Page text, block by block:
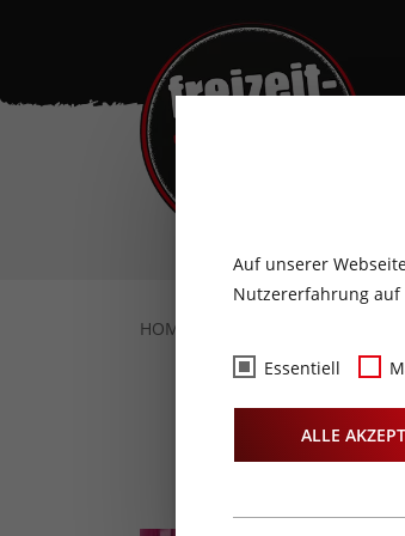
HOME
Auf unserer
Nutzererfahrung auf
Essentiell
ALLE